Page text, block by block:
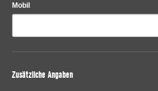
Mobil
Zusätzliche Angaben